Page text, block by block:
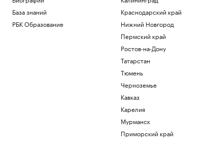
База знаний
РБК Образование
Краснодарский край
Нижний Новгород
Пермский край
Ростов-на-Дону
Татарстан
Тюмень
Черноземье
Кавказ
Карелия
Мурманск
Приморский край